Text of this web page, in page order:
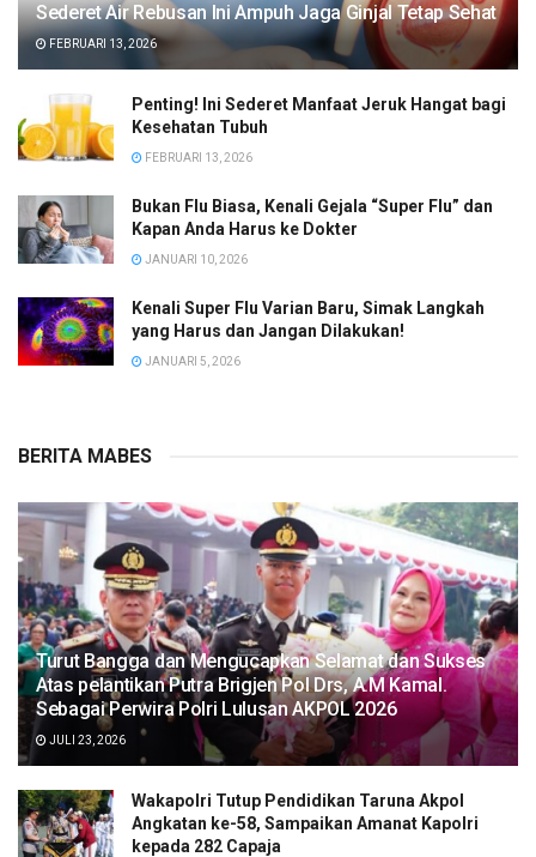
Sederet Air Rebusan Ini Ampuh Jaga Ginjal Tetap Sehat
FEBRUARI 13, 2026
Penting! Ini Sederet Manfaat Jeruk Hangat bagi
Kesehatan Tubuh
FEBRUARI 13, 2026
Bukan Flu Biasa, Kenali Gejala “Super Flu” dan
Kapan Anda Harus ke Dokter
JANUARI 10, 2026
Kenali Super Flu Varian Baru, Simak Langkah
yang Harus dan Jangan Dilakukan!
JANUARI 5, 2026
BERITA MABES
Turut Bangga dan Mengucapkan Selamat dan Sukses
Atas pelantikan Putra Brigjen Pol Drs, A.M Kamal.
Sebagai Perwira Polri Lulusan AKPOL 2026
JULI 23, 2026
Wakapolri Tutup Pendidikan Taruna Akpol
Angkatan ke-58, Sampaikan Amanat Kapolri
kepada 282 Capaja